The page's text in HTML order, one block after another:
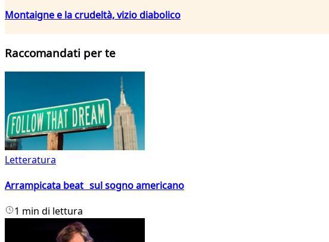
Montaigne e la crudeltà, vizio diabolico
Raccomandati per te
Letteratura
Arrampicata beat sul sogno americano
1 min di lettura